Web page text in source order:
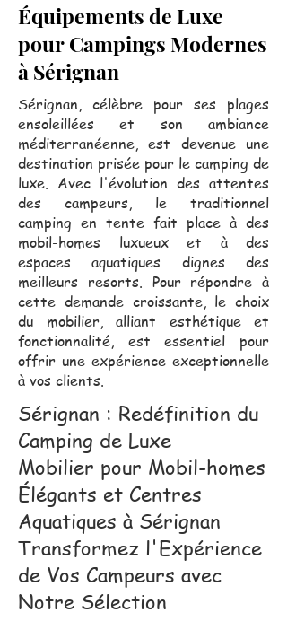
Équipements de Luxe
pour Campings Modernes
à Sérignan
Sérignan, célèbre pour ses plages
ensoleillées et son ambiance
méditerranéenne, est devenue une
destination prisée pour le camping de
luxe. Avec l'évolution des attentes
des campeurs, le traditionnel
camping en tente fait place à des
mobil-homes luxueux et à des
espaces aquatiques dignes des
meilleurs resorts. Pour répondre à
cette demande croissante, le choix
du mobilier, alliant esthétique et
fonctionnalité, est essentiel pour
offrir une expérience exceptionnelle
à vos clients.
Sérignan : Redéfinition du
Camping de Luxe
Mobilier pour Mobil-homes
Élégants et Centres
Aquatiques à Sérignan
Transformez l'Expérience
de Vos Campeurs avec
Notre Sélection